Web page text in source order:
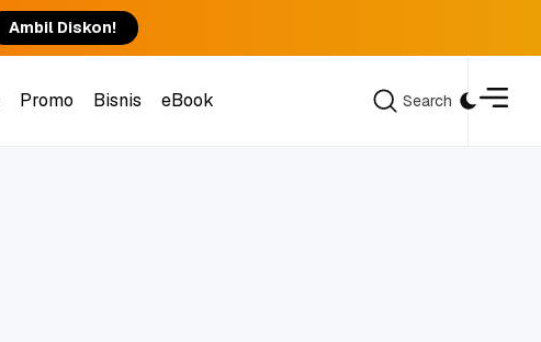
Ambil Diskon!
Promo
Bisnis
eBook
Search